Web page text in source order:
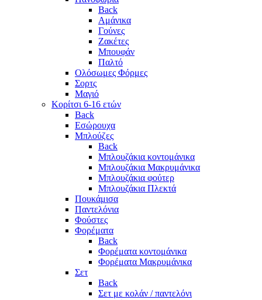
Back
Αμάνικα
Γούνες
Ζακέτες
Μπουφάν
Παλτό
Ολόσωμες Φόρμες
Σορτς
Μαγιό
Κορίτσι 6-16 ετών
Back
Εσώρουχα
Μπλούζες
Back
Μπλουζάκια κοντομάνικα
Μπλουζάκια Μακρυμάνικα
Μπλουζάκια φούτερ
Μπλουζάκια Πλεκτά
Πουκάμισα
Παντελόνια
Φούστες
Φορέματα
Back
Φορέματα κοντομάνικα
Φορέματα Μακρυμάνικα
Σετ
Back
Σετ με κολάν / παντελόνι